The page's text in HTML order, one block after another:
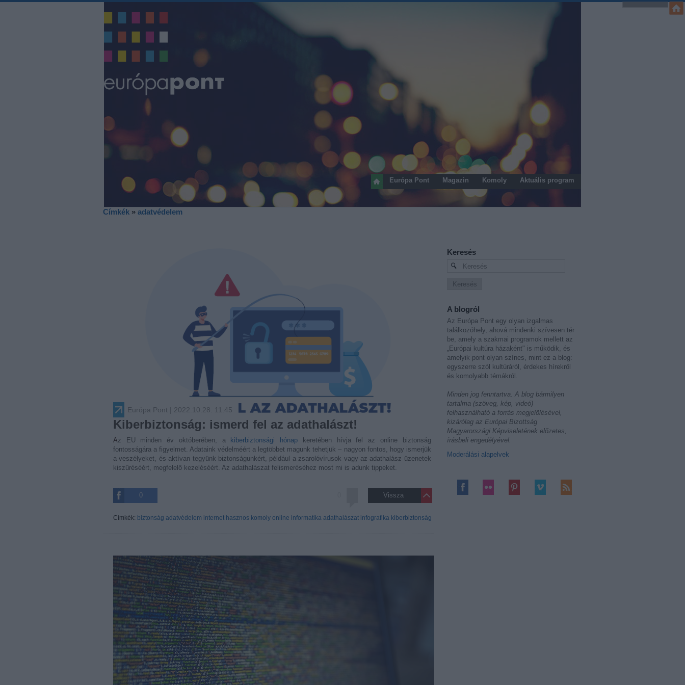
Európa Pont Magazin Komoly Aktuális program
Keresés
A blogról
Az Európa Pont egy olyan izgalmas
találkozóhely, ahová mindenki szívesen tér
be, amely a szakmai programok mellett az
„Európai kultúra házaként" is működik, és
amelyik pont olyan színes, mint ez a blog:
egyszerre szól kultúráról, érdekes hírekről
és komolyabb témákról.
Minden jog fenntartva. A blog bármilyen
tartalma (szöveg, kép, videó)
felhasználható a forrás megjelölésével,
kizárólag az Európai Bizottság
Magyarországi Képviseletének előzetes,
írásbeli engedélyével.
Moderálási alapelvek
Címkék » adatvédelem
Európa Pont | 2022.10.28. 11:45
Kiberbiztonság: ismerd fel az adathalászt!
Az EU minden év októberében, a kiberbiztonsági hónap keretében hívja fel az online biztonság
fontosságára a figyelmet. Adataink védelméért a legtöbbet magunk tehetjük – nagyon fontos, hogy ismerjük
a veszélyeket, és aktívan tegyünk biztonságunkért, például a zsarolóvírusok vagy az adathalász üzenetek
kiszűréséért, megfelelő kezeléséért. Az adathalászat felismeréséhez most mi is adunk tippeket.
0 Vissza
Címkék: biztonság adatvédelem internet hasznos komoly online informatika adathalászat infografika kiberbiztonság